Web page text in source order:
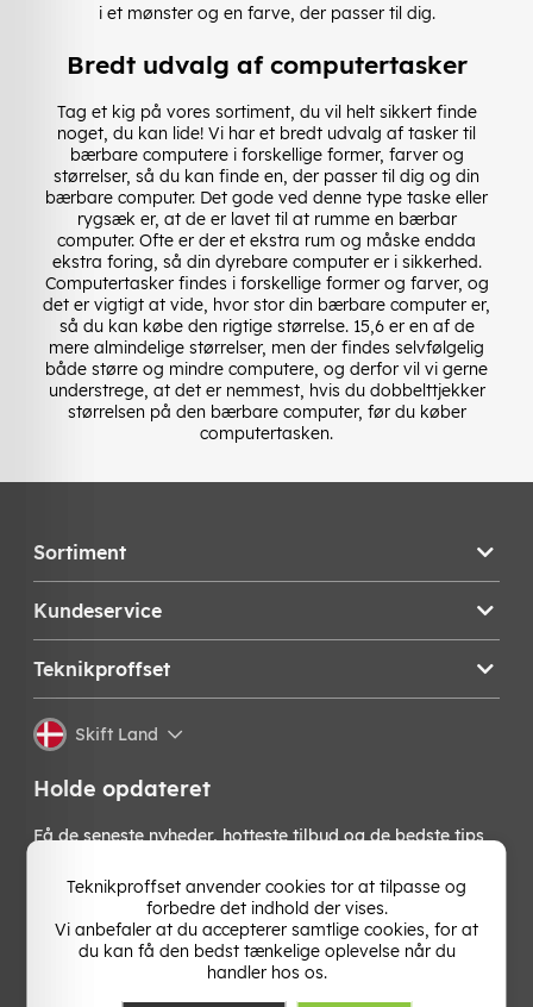
i et mønster og en farve, der passer til dig.
Bredt udvalg af computertasker
Tag et kig på vores sortiment, du vil helt sikkert finde
noget, du kan lide! Vi har et bredt udvalg af tasker til
bærbare computere i forskellige former, farver og
størrelser, så du kan finde en, der passer til dig og din
bærbare computer. Det gode ved denne type taske eller
rygsæk er, at de er lavet til at rumme en bærbar
computer. Ofte er der et ekstra rum og måske endda
ekstra foring, så din dyrebare computer er i sikkerhed.
Computertasker findes i forskellige former og farver, og
det er vigtigt at vide, hvor stor din bærbare computer er,
så du kan købe den rigtige størrelse. 15,6 er en af de
mere almindelige størrelser, men der findes selvfølgelig
både større og mindre computere, og derfor vil vi gerne
understrege, at det er nemmest, hvis du dobbelttjekker
størrelsen på den bærbare computer, før du køber
computertasken.
Sortiment
Kundeservice
Teknikproffset
Skift Land
Holde opdateret
Få de seneste nyheder, hotteste tilbud og de bedste tips
nyhedsbrev!
OK
Teknikproffset anvender cookies tor at tilpasse og
forbedre det indhold der vises.
Vi anbefaler at du accepterer samtlige cookies, for at
du kan få den bedst tænkelige oplevelse når du
handler hos os.